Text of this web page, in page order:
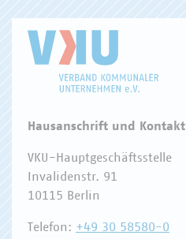
Hausanschrift und Kontakt
VKU-Hauptgeschäftsstelle
Invalidenstr. 91
10115 Berlin
Telefon: +49 30 58580-0